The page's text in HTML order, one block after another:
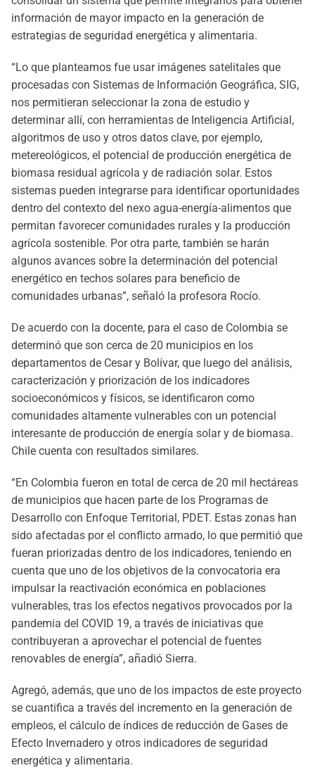
información de mayor impacto en la generación de
estrategias de seguridad energética y alimentaria.
“Lo que planteamos fue usar imágenes satelitales que
procesadas con Sistemas de Información Geográfica, SIG,
nos permitieran seleccionar la zona de estudio y
determinar allí, con herramientas de Inteligencia Artificial,
algoritmos de uso y otros datos clave, por ejemplo,
metereológicos, el potencial de producción energética de
biomasa residual agrícola y de radiación solar. Estos
sistemas pueden integrarse para identificar oportunidades
dentro del contexto del nexo agua-energía-alimentos que
permitan favorecer comunidades rurales y la producción
agrícola sostenible. Por otra parte, también se harán
algunos avances sobre la determinación del potencial
energético en techos solares para beneficio de
comunidades urbanas”, señaló la profesora Rocío.
De acuerdo con la docente, para el caso de Colombia se
determinó que son cerca de 20 municipios en los
departamentos de Cesar y Bolívar, que luego del análisis,
caracterización y priorización de los indicadores
socioeconómicos y físicos, se identificaron como
comunidades altamente vulnerables con un potencial
interesante de producción de energía solar y de biomasa.
Chile cuenta con resultados similares.
“En Colombia fueron en total de cerca de 20 mil hectáreas
de municipios que hacen parte de los Programas de
Desarrollo con Enfoque Territorial, PDET. Estas zonas han
sido afectadas por el conflicto armado, lo que permitió que
fueran priorizadas dentro de los indicadores, teniendo en
cuenta que uno de los objetivos de la convocatoria era
impulsar la reactivación económica en poblaciones
vulnerables, tras los efectos negativos provocados por la
pandemia del COVID 19, a través de iniciativas que
contribuyeran a aprovechar el potencial de fuentes
renovables de energía”, añadió Sierra.
Agregó, además, que uno de los impactos de este proyecto
se cuantifica a través del incremento en la generación de
empleos, el cálculo de índices de reducción de Gases de
Efecto Invernadero y otros indicadores de seguridad
energética y alimentaria.